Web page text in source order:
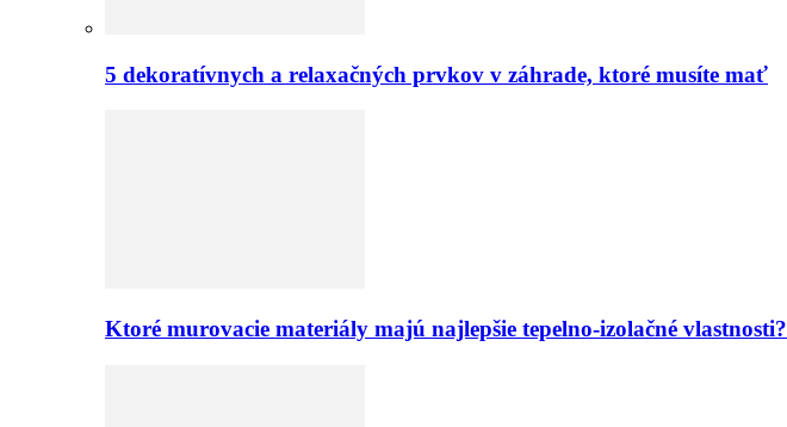
5 dekoratívnych a relaxačných prvkov v záhrade, ktoré musíte mať
Ktoré murovacie materiály majú najlepšie tepelno-izolačné vlastnosti?